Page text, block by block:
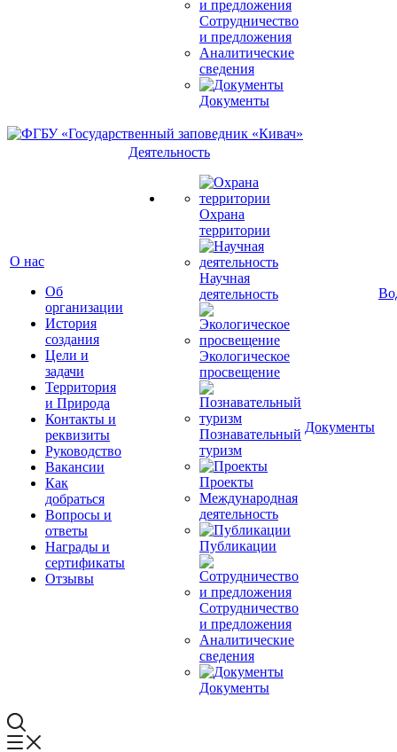
Сотрудничество
и предложения
Аналитические
сведения
Документы
О нас
Об
организации
История
создания
Цели и
задачи
Территория
и Природа
Контакты и
реквизиты
Руководство
Вакансии
Как
добраться
Вопросы и
ответы
Награды и
сертификаты
Отзывы
Деятельность
Охрана
территории
Научная
деятельность
Экологическое
просвещение
Познавательный
туризм
Проекты
Международная
деятельность
Публикации
Сотрудничество
и предложения
Аналитические
сведения
Документы
Документы